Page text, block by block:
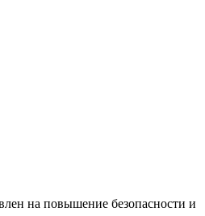
на повышение безопасности и